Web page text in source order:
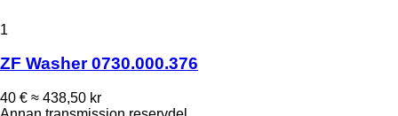
1
ZF Washer 0730.000.376
40 € ≈ 438,50 kr